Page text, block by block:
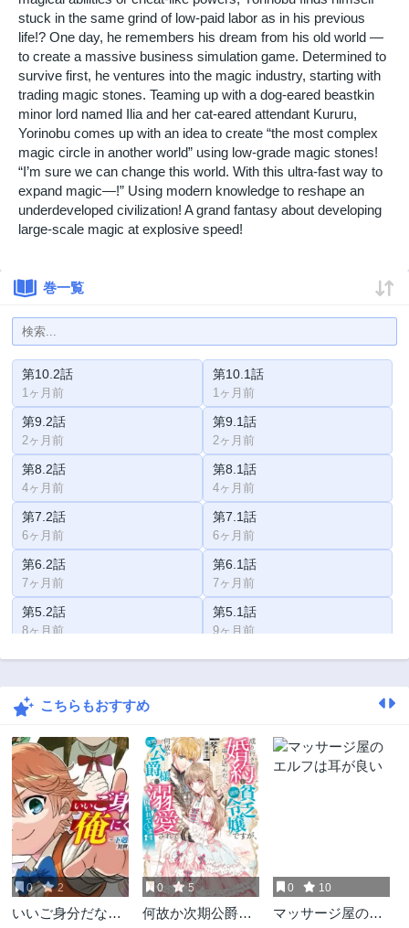
stuck in the same grind of low-paid labor as in his previous
life!? One day, he remembers his dream from his old world —
to create a massive business simulation game. Determined to
survive first, he ventures into the magic industry, starting with
trading magic stones. Teaming up with a dog-eared beastkin
minor lord named Ilia and her cat-eared attendant Kururu,
Yorinobu comes up with an idea to create “the most complex
magic circle in another world” using low-grade magic stones!
“I’m sure we can change this world. With this ultra-fast way to
expand magic—!” Using modern knowledge to reshape an
underdeveloped civilization! A grand fantasy about developing
large-scale magic at explosive speed!
巻一覧
第10.2話
1ヶ月前
第10.1話
1ヶ月前
第9.2話
2ヶ月前
第9.1話
2ヶ月前
第8.2話
4ヶ月前
第8.1話
4ヶ月前
第7.2話
6ヶ月前
第7.1話
6ヶ月前
第6.2話
7ヶ月前
第6.1話
7ヶ月前
第5.2話
8ヶ月前
第5.1話
9ヶ月前
第4話 第3話
第2話こちらもおすすめ
0 2
いいご身分だな、
0 5
何故か次期公爵様
0 10
マッサージ屋のエ